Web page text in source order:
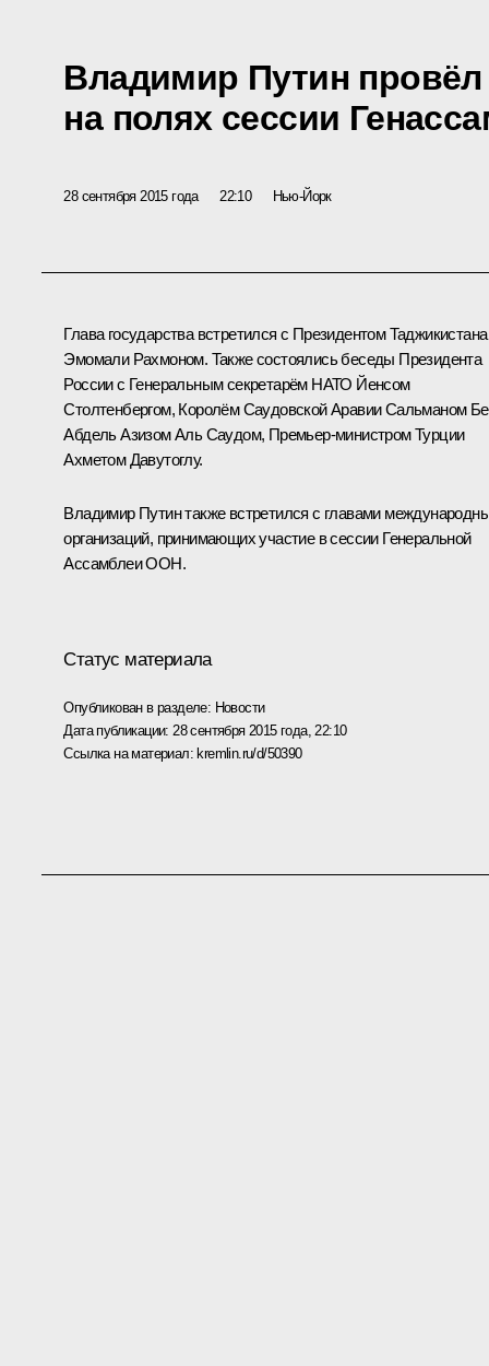
Владимир Путин провёл
на полях сессии
28 сентября 2015 года 22:10 Нью-Йорк
Глава государства встретился с Президентом Таджикистана
Эмомали Рахмоном. Также состоялись беседы Президента
России с Генеральным секретарём НАТО Йенсом
Столтенбергом, Королём Саудовской Аравии Сальманом
Абдель Азизом Аль Саудом, Премьер-министром Турции
Ахметом Давутоглу.
Владимир Путин также встретился с главами
организаций, принимающих участие в сессии Генеральной
Ассамблеи ООН.
Статус материала
Опубликован в разделе: Новости
Дата публикации: 28 сентября 2015 года, 22:10
Ссылка на материал:kremlin.ru/d/50390